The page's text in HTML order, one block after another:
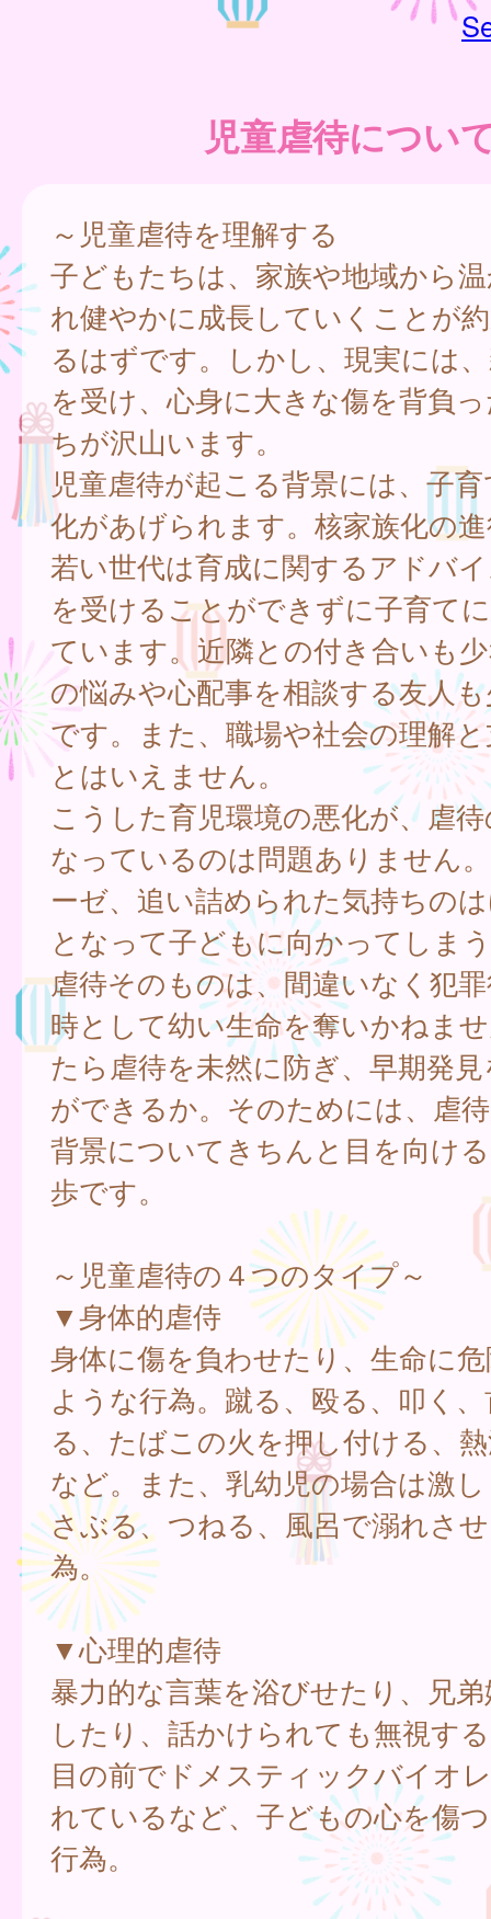
児童虐待につい
～児童虐待を理解する
子どもたちは、家族や地域から
れ健やかに成長していくことが
るはずです。しかし、現実には
を受け、心身に大きな傷を背負
ちが沢山います。
児童虐待が起こる背景には、子
化があげられます。核家族化の
若い世代は育成に関するアドバ
を受けることができずに子育て
ています。近隣との付き合いも
の悩みや心配事を相談する友人
です。また、職場や社会の理解
とはいえません。
こうした育児環境の悪化が、虐
なっているのは問題ありません
ーゼ、追い詰められた気持ちの
となって子どもに向かってしま
虐待そのものは、間違いなく犯
時として幼い生命を奪いかねま
たら虐待を未然に防ぎ、早期発
ができるか。そのためには、虐
背景についてきちんと目を向け
歩です。
～児童虐待の４つのタイプ～
▼身体的虐侍
身体に傷を負わせたり、生命に
ような行為。蹴る、殴る、叩く
る、たばこの火を押し付ける、
など。また、乳幼児の場合は激
さぶる、つねる、風呂で溺れさ
為。
▼心理的虐待
暴力的な言葉を浴びせたり、兄
したり、話かけられても無視す
目の前でドメスティックバイオ
れているなど、子どもの心を傷
行為。